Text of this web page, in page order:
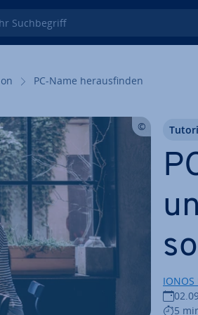
Such­be­griff
PC-Name her­aus­fin­den
5